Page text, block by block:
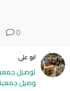
0
ابو علي
وصيل جمعية